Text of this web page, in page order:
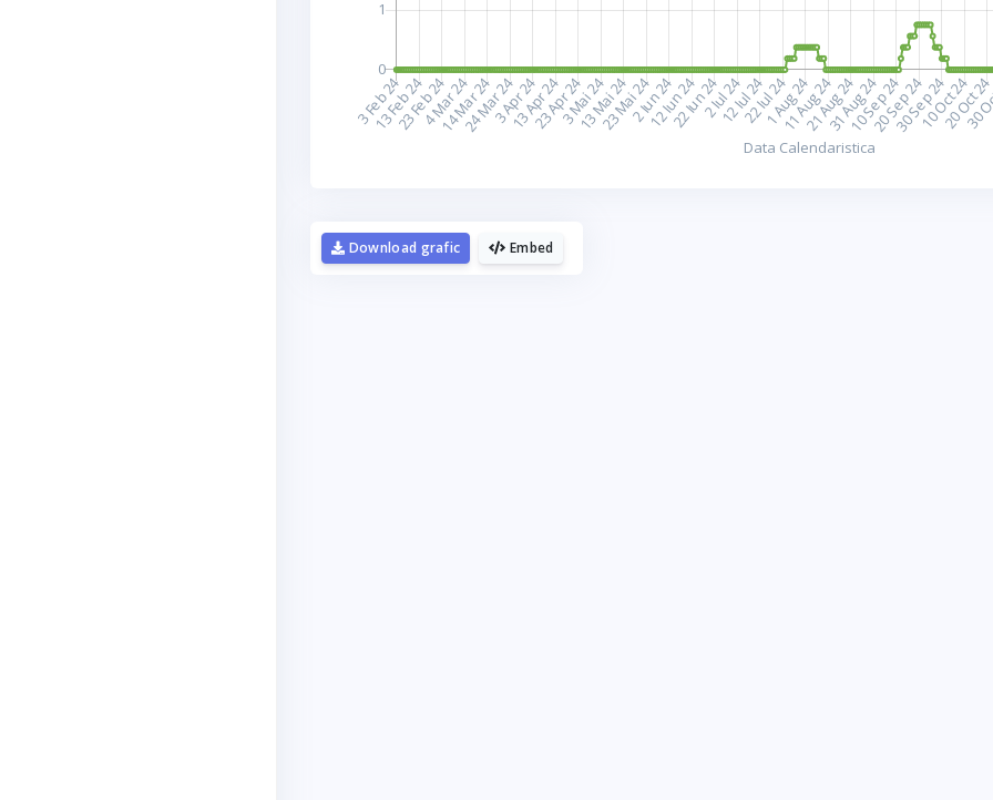
Embed
Download grafic
Daca urmaresti graficele de pe Graphs.ro, gandeste-te
o cafea mi-ar da energie sa mai fac si altele!
☕ Meriti o cafea! Poate altadata.